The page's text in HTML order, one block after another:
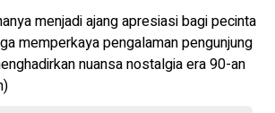
menjadi ajang apresiasi bagi pecinta
memperkaya pengalaman pengunjung
nuansa nostalgia era 90-an